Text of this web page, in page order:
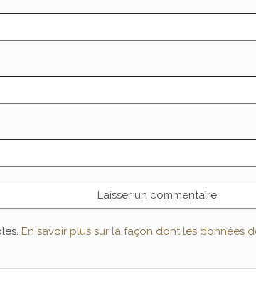
En savoir plus sur la façon dont les données